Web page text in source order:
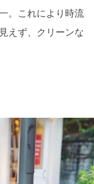
。これにより時流
えず、クリーンな